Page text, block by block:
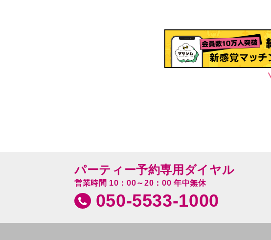
パーティー予約専用ダイヤル
営業時間 10：00～20：00 年中無休
050-5533-1000